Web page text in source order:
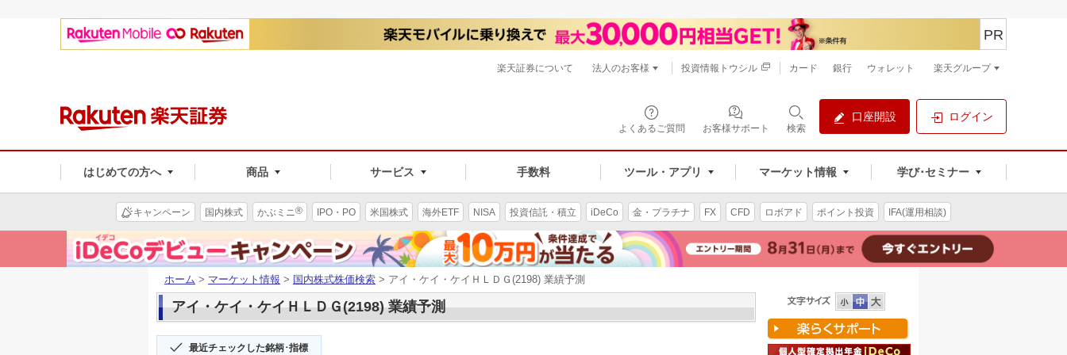
よくあるご質問 お客様サポート 検索
口座開設 ログイン
はじめての方へ 商品 サービス 手数料 ツール・アプリ マーケット情報 学び･セミナー
PR
楽天証券について 法人のお客様 投資情報トウシル カード 銀行 ウォレット 楽天グループ
キャンペーン 国内株式 かぶミニ® IPO・PO 米国株式 海外ETF NISA 投資信託・積立 iDeCo 金・プラチナ FX CFD ロボアド ポイント投資 IFA(運用相談)
ホーム > マーケット情報 > 国内株式株価検索 > アイ・ケイ・ケイＨＬＤＧ(2198) 業績予測
アイ・ケイ・ケイＨＬＤＧ(2198) 業績予測
最近チェックした銘柄･指標